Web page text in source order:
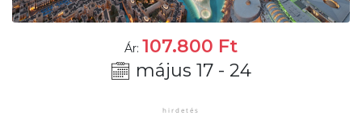
Ár: 107.800 Ft
május 17 - 24